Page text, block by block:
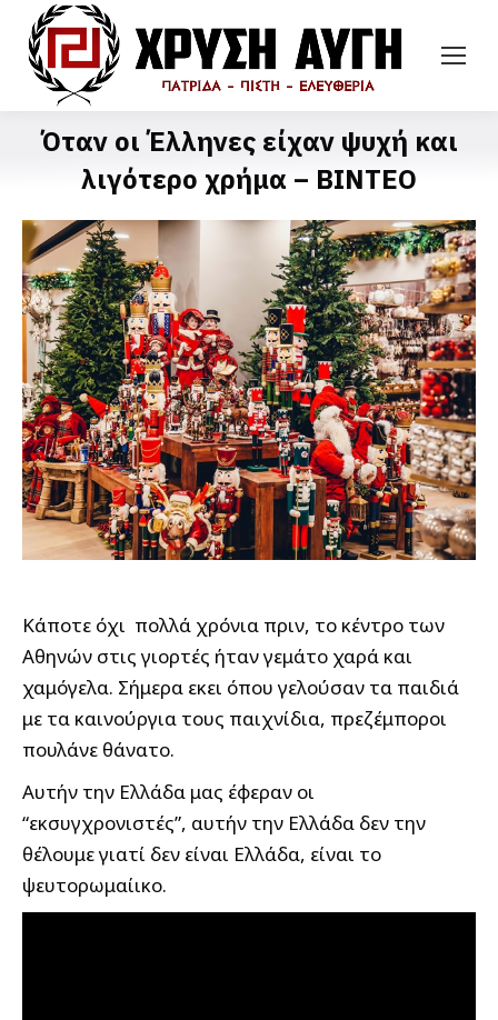
Όταν οι Έλληνες είχαν ψυχή και
λιγότερο χρήμα – ΒΙΝΤΕΟ
Κάποτε όχι πολλά χρόνια πριν, το κέντρο των
Αθηνών στις γιορτές ήταν γεμάτο χαρά και
χαμόγελα. Σήμερα εκει όπου γελούσαν τα παιδιά
με τα καινούργια τους παιχνίδια, πρεζέμποροι
πουλάνε θάνατο.
Αυτήν την Ελλάδα μας έφεραν οι
“εκσυγχρονιστές”, αυτήν την Ελλάδα δεν την
θέλουμε γιατί δεν είναι Ελλάδα, είναι το
ψευτορωμαίικο.